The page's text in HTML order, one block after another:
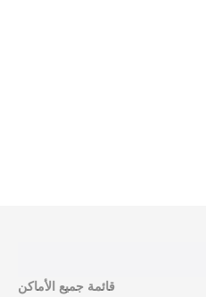
قائمة جميع الأماكن